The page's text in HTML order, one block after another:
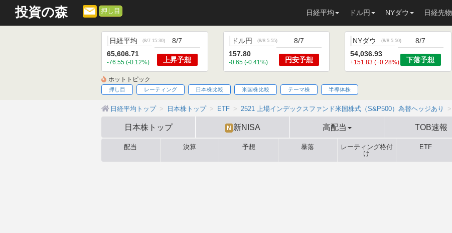
投資の森 押し目 日経平均 ドル円 NYダウ 日経先物
日経平均 (8/7 15:30)
65,606.71
-76.55 (-0.12%)
8/7
上昇予想
ドル円 (8/8 5:55)
157.80
-0.65 (-0.41%)
8/7
円安予想
NYダウ (8/8 5:50)
54,036.93
+151.83 (+0.28%)
8/7
下落予想
ホットトピック
押し目 レーティング 日本株比較 米国株比較 テーマ株 半導体株
日経平均トップ 日本株トップ ETF 2521 上場インデックスファンド米国株式（S&P500）為替ヘッジあり
日本株トップ N 新NISA 高配当 TOB速報
配当 決算 予想 暴落
レーティング格付
け
ETF